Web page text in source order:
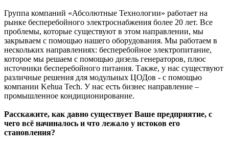
Группа компаний «Абсолютные Технологии» работает на
рынке бесперебойного электроснабжения более 20 лет. Все
проблемы, которые существуют в этом направлении, мы
закрываем с помощью нашего оборудования. Мы работаем в
нескольких направлениях: бесперебойное электропитание,
которое мы решаем с помощью дизель генераторов, плюс
источники бесперебойного питания. Также, у нас существуют
различные решения для модульных ЦОДов - с помощью
компании Kehua Tech. У нас есть бизнес направление –
промышленное кондиционирование.
Расскажите, как давно существует Ваше предприятие, с
чего всё начиналось и что лежало у истоков его
становления?